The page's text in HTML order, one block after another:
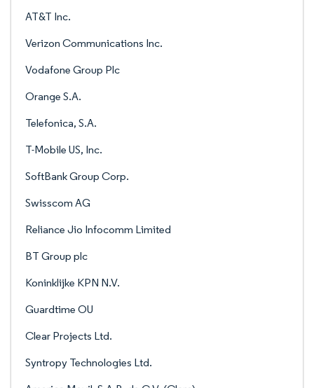
AT&T Inc.
Verizon Communications Inc.
Vodafone Group Plc
Orange S.A.
Telefonica, S.A.
T-Mobile US, Inc.
SoftBank Group Corp.
Swisscom AG
Reliance Jio Infocomm Limited
BT Group plc
Koninklijke KPN N.V.
Guardtime OU
Clear Projects Ltd.
Syntropy Technologies Ltd.